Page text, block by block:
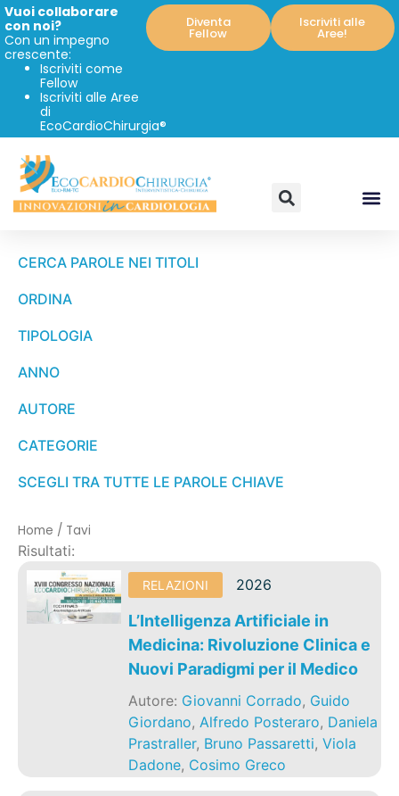
Vuoi collaborare
con noi?
Con un impegno
crescente:
Iscriviti come
Fellow
Iscriviti alle Aree
di
EcoCardioChirurgia®
Diventa
Fellow
Iscriviti alle
Aree!
CERCA PAROLE NEI TITOLI
ORDINA
TIPOLOGIA
ANNO
AUTORE
CATEGORIE
SCEGLI TRA TUTTE LE PAROLE CHIAVE
Home / Tavi
Risultati:
RELAZIONI 2026
L’Intelligenza Artificiale in
Medicina: Rivoluzione Clinica e
Nuovi Paradigmi per il Medico
Autore: Giovanni Corrado, Guido
Giordano,Alfredo Posteraro, Daniela
Prastraller, Bruno Passaretti,Viola
Dadone, Cosimo Greco